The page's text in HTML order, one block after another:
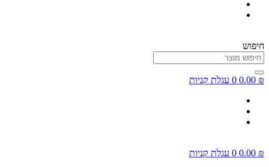
חיפוש
0.00 ₪
0 עגלת קניות
0.00 ₪
0 עגלת קניות